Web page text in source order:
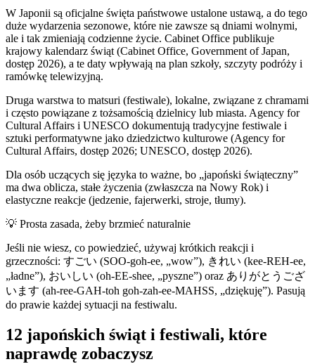
W Japonii są oficjalne święta państwowe ustalone ustawą, a do tego
duże wydarzenia sezonowe, które nie zawsze są dniami wolnymi,
ale i tak zmieniają codzienne życie. Cabinet Office publikuje
krajowy kalendarz świąt (Cabinet Office, Government of Japan,
dostęp 2026), a te daty wpływają na plan szkoły, szczyty podróży i
ramówkę telewizyjną.
Druga warstwa to matsuri (festiwale), lokalne, związane z chramami
i często powiązane z tożsamością dzielnicy lub miasta. Agency for
Cultural Affairs i UNESCO dokumentują tradycyjne festiwale i
sztuki performatywne jako dziedzictwo kulturowe (Agency for
Cultural Affairs, dostęp 2026; UNESCO, dostęp 2026).
Dla osób uczących się języka to ważne, bo „japoński świąteczny”
ma dwa oblicza, stałe życzenia (zwłaszcza na Nowy Rok) i
elastyczne reakcje (jedzenie, fajerwerki, stroje, tłumy).
💡 Prosta zasada, żeby brzmieć naturalnie
Jeśli nie wiesz, co powiedzieć, używaj krótkich reakcji i
grzeczności: すごい (SOO-goh-ee, „wow”), きれい (kee-REH-ee,
„ładne”), おいしい (oh-EE-shee, „pyszne”) oraz ありがとうござ
います (ah-ree-GAH-toh goh-zah-ee-MAHSS, „dziękuję”). Pasują
do prawie każdej sytuacji na festiwalu.
12 japońskich świąt i festiwali, które
naprawdę zobaczysz